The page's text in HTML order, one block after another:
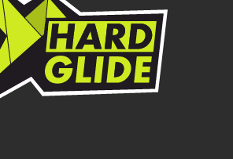
и
для мотоциклов